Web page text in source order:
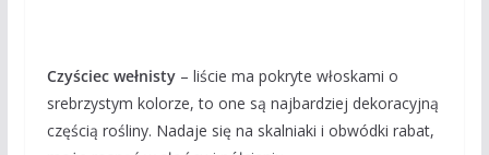
Czyściec wełnisty– liście ma pokryte włoskami o
srebrzystym kolorze, to one są najbardziej dekoracyjną
częścią rośliny. Nadaje się na skalniaki i obwódki rabat,